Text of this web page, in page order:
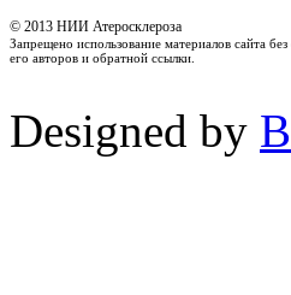
© 2013 НИИ Атеросклероза
Запрещено использование материалов сайта без
его авторов и обратной ссылки.
Designed by